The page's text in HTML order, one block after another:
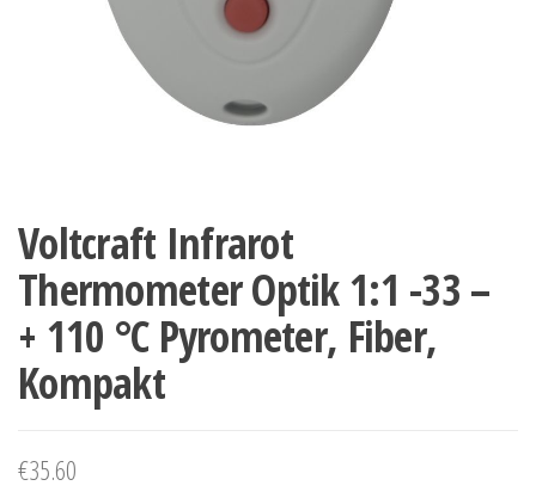
Voltcraft Infrarot
Thermometer Optik 1:1 -33 –
+ 110 °C Pyrometer, Fiber,
Kompakt
€35.60